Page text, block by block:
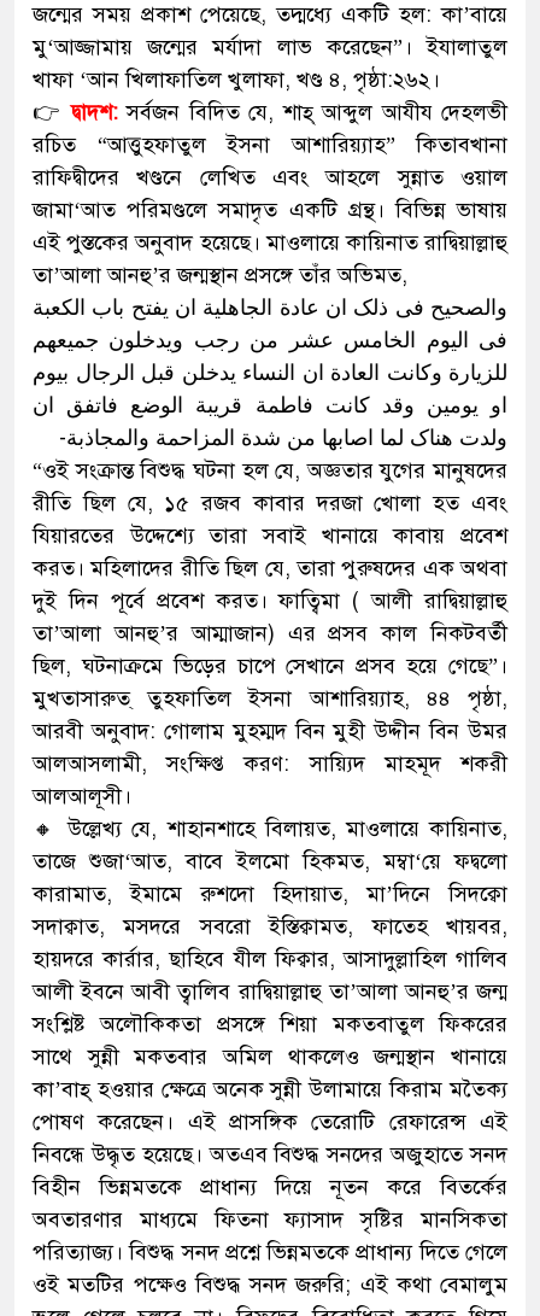
জন্মের সময় প্রকাশ পেয়েছে, তদ্মধ্যে একটি হল: কা’বায়ে
মু‘আজ্জামায় জন্মের মর্যাদা লাভ করেছেন”। ইযালাতুল
খাফা ‘আন খিলাফাতিল খুলাফা, খণ্ড ৪, পৃষ্ঠা:২৬২।
👉দ্বাদশ:সর্বজন বিদিত যে, শাহ্ আব্দুল আযীয দেহলভী
রচিত “আত্তুহফাতুল ইসনা আশারিয়্যাহ” কিতাবখানা
রাফিদ্বীদের খণ্ডনে লেখিত এবং আহলে সুন্নাত ওয়াল
জামা‘আত পরিমণ্ডলে সমাদৃত একটি গ্রন্থ। বিভিন্ন ভাষায়
এই পুস্তকের অনুবাদ হয়েছে। মাওলায়ে কায়িনাত রাদ্বিয়াল্লাহু
তা’আলা আনহু’র জন্মস্থান প্রসঙ্গে তাঁর অভিমত,
والصحیح فی ذلک ان عادة الجاهلیة ان یفتح باب الکعبة
فی الیوم الخامس عشر من رجب ویدخلون جمیعهم
للزیارة وکانت العادة ان النساء یدخلن قبل الرجال بیوم
او یومین وقد کانت فاطمة قریبة الوضع فاتفق ان
ولدت هناک لما اصابها من شدة المزاحمة والمجاذبة-
“ওই সংক্রান্ত বিশুদ্ধ ঘটনা হল যে, অজ্ঞতার যুগের মানুষদের
রীতি ছিল যে, ১৫ রজব কাবার দরজা খোলা হত এবং
যিয়ারতের উদ্দেশ্যে তারা সবাই খানায়ে কাবায় প্রবেশ
করত। মহিলাদের রীতি ছিল যে, তারা পুরুষদের এক অথবা
দুই দিন পূর্বে প্রবেশ করত। ফাত্বিমা ( আলী রাদ্বিয়াল্লাহু
তা’আলা আনহু’র আম্মাজান) এর প্রসব কাল নিকটবর্তী
ছিল, ঘটনাক্রমে ভিড়ের চাপে সেখানে প্রসব হয়ে গেছে”।
মুখতাসারুত্ তুহফাতিল ইসনা আশারিয়্যাহ, ৪৪ পৃষ্ঠা,
আরবী অনুবাদ: গোলাম মুহম্মদ বিন মুহী উদ্দীন বিন উমর
আলআসলামী, সংক্ষিপ্ত করণ: সায়্যিদ মাহমূদ শকরী
আলআলূসী।
🔸 উল্লেখ্য যে, শাহানশাহে বিলায়ত, মাওলায়ে কায়িনাত,
তাজে শুজা‘আত, বাবে ইলমো হিকমত, মম্বা‘য়ে ফদ্বলো
কারামাত, ইমামে রুশদো হিদায়াত, মা’দিনে সিদক্বো
সদাক্বাত, মসদরে সবরো ইস্তিক্বামত, ফাতেহ খায়বর,
হায়দরে কার্রার, ছাহিবে যীল ফিক্বার, আসাদুল্লাহিল গালিব
আলী ইবনে আবী ত্বালিব রাদ্বিয়াল্লাহু তা’আলা আনহু’র জন্ম
সংশ্লিষ্ট অলৌকিকতা প্রসঙ্গে শিয়া মকতবাতুল ফিকরের
সাথে সুন্নী মকতবার অমিল থাকলেও জন্মস্থান খানায়ে
কা’বাহ্ হওয়ার ক্ষেত্রে অনেক সুন্নী উলামায়ে কিরাম মতৈক্য
পোষণ করেছেন। এই প্রাসঙ্গিক তেরোটি রেফারেন্স এই
নিবন্ধে উদ্ধৃত হয়েছে। অতএব বিশুদ্ধ সনদের অজুহাতে সনদ
বিহীন ভিন্নমতকে প্রাধান্য দিয়ে নূতন করে বিতর্কের
অবতারণার মাধ্যমে ফিতনা ফ্যাসাদ সৃষ্টির মানসিকতা
পরিত্যাজ্য। বিশুদ্ধ সনদ প্রশ্নে ভিন্নমতকে প্রাধান্য দিতে গেলে
ওই মতটির পক্ষেও বিশুদ্ধ সনদ জরুরি; এই কথা বেমালুম